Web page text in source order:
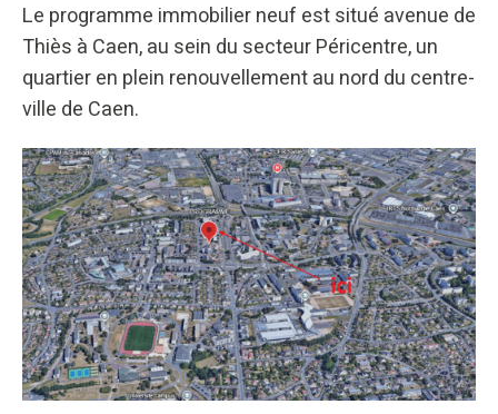
Le programme immobilier neuf est situé avenue de
Thiès à Caen, au sein du secteur Péricentre, un
quartier en plein renouvellement au nord du centre-
ville de Caen.